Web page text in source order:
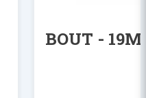
BOUT -